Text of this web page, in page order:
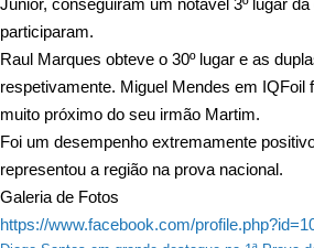
participaram.
Raul Marques obteve o 30º lugar e as
respetivamente. Miguel Mendes em IQFoil
muito próximo do seu irmão Martim.
Foi um desempenho extremamente
representou a região na prova nacional.
Galeria de Fotos
https://www.facebook.com/